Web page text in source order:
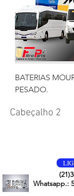
BATERIAS
PESADO.
Cabeçalho 2
Whatsapp.: